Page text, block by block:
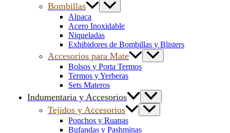
Bombillas
Alpaca
Acero Inoxidable
Niqueladas
Exhibidores de Bombillas y Blisters
Accesorios para Mate
Bolsos y Porta Termos
Termos y Yerberas
Sets Materos
Indumentaria y Accesorios
Tejidos y Accesorios
Ponchos y Ruanas
Bufandas y Pashminas